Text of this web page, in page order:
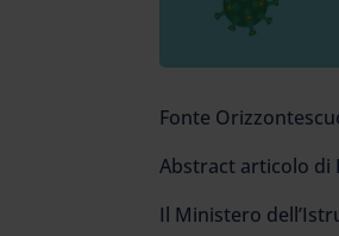
Fonte
Abstract articolo di
Il Ministero